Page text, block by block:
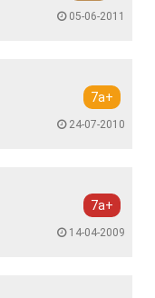
05-06-2011
7a+
24-07-2010
7a+
14-04-2009